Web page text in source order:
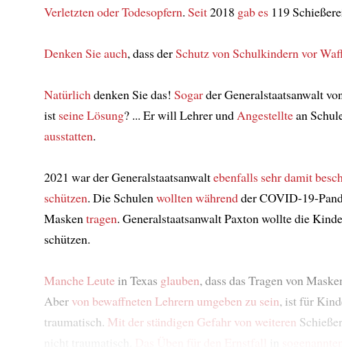
Verletzten oder Todesopfern. Seit2018 gab es 119
Denken Sie auch, dass derSchutz von Schulkindern vor
Natürlich denken Sie das! Sogarder Generalstaatsanwalt
ist seine Lösung? ... Er will Lehrer und Angestelltean
ausstatten.
2021 war der Generalstaatsanwaltebenfalls sehr damit
schützen. Die Schulen wollten währendder COVID-19-
Masken tragen. Generalstaatsanwalt Paxton wollte die
schützen.
Manche Leute in Texas glauben, dass das Tragen von
Aber von bewaffneten Lehrern umgeben zu sein, ist für
traumatisch. Mit der ständigen Gefahr von weiteren